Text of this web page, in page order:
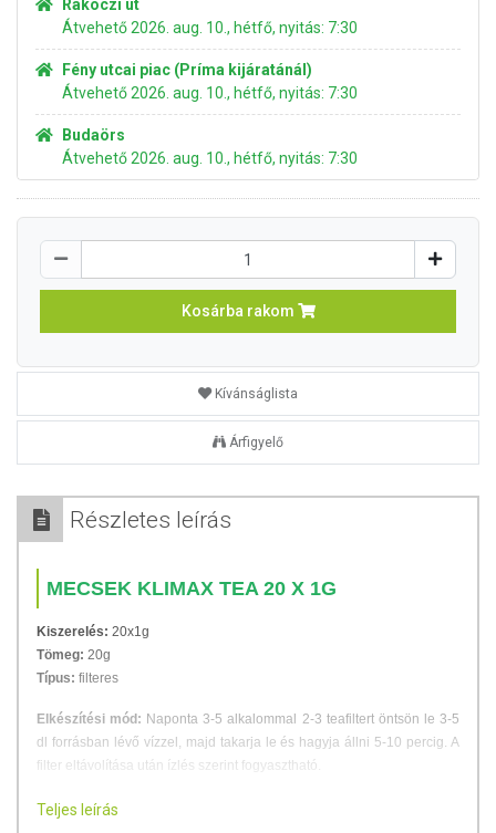
Rákóczi út
Átvehető 2026. aug. 10., hétfő, nyitás: 7:30
Fény utcai piac (Príma kijáratánál)
Átvehető 2026. aug. 10., hétfő, nyitás: 7:30
Budaörs
Átvehető 2026. aug. 10., hétfő, nyitás: 7:30
Kosárba rakom
Kívánságlista
Árfigyelő
Részletes leírás
MECSEK KLIMAX TEA 20 X 1G
Kiszerelés: 20x1g
Tömeg: 20g
Típus: filteres
Elkészítési mód: Naponta 3-5 alkalommal 2-3 teafiltert öntsön le 3-5
dl forrásban lévő vízzel, majd takarja le és hagyja állni 5-10 percig. A
filter eltávolítása után ízlés szerint fogyasztható.
Összetevők
Teljes leírás